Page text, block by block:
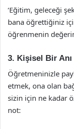
‘Eğitim, geleceği
bana öğrettiğiniz
öğrenmenin
3. Kişisel Bir
Öğretmeninizle
etmek, ona olan
sizin için ne kadar
not: